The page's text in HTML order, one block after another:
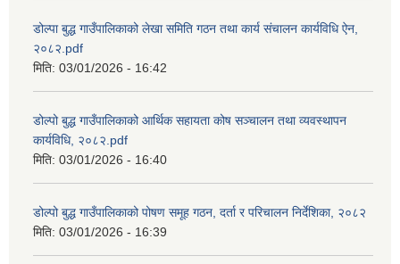
डोल्पा बुद्ध गाउँपालिकाको लेखा समिति गठन तथा कार्य संचालन कार्यविधि ऐन,
२०८२.pdf
मिति: 03/01/2026 - 16:42
डोल्पो बुद्ध गाउँपालिकाको आर्थिक सहायता कोष सञ्चालन तथा व्यवस्थापन
कार्यविधि, २०८२.pdf
मिति: 03/01/2026 - 16:40
डोल्पो बुद्ध गाउँपालिकाको पोषण समूह गठन, दर्ता र परिचालन निर्देशिका, २०८२
मिति: 03/01/2026 - 16:39